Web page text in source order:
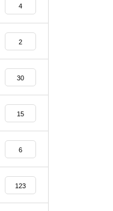
4
2
30
15
6
123